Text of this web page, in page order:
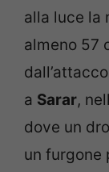
alla luce la
almeno 57
a Sarar,
dove un
un furgone